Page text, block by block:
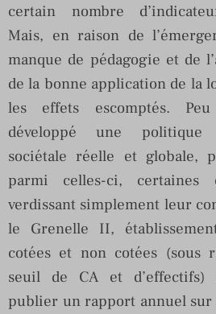
certain nombre
Mais, en raison de
manque de pédagogie et de
de la bonne application de la
les effets escomptés.
développé une politique
sociétale réelle et globale,
parmi celles-ci,
verdissant simplement leur
le Grenelle II,
cotées et non cotées (sous
seuil de CA et d’effectifs)
publier un rapport annuel